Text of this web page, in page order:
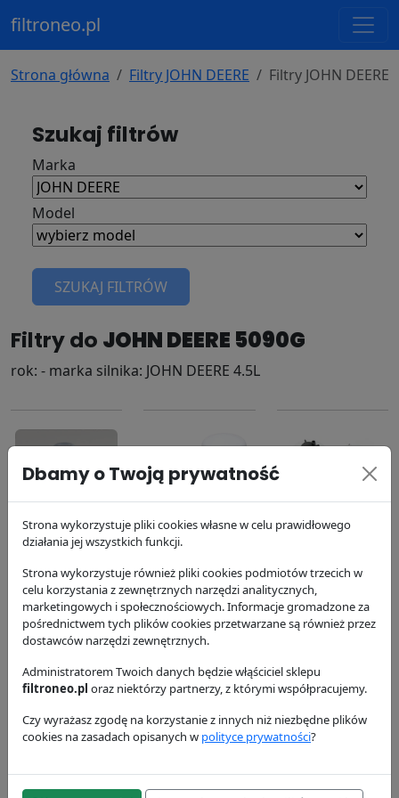
filtroneo.pl
Strona główna Filtry JOHN DEERE Filtry JOHN DEERE
Szukaj filtrów
Marka
Model
SZUKAJ FILTRÓW
Filtry do JOHN DEERE 5090G
rok: - marka silnika: JOHN DEERE 4.5L
Filtr
hydrauliczny
P175143
Donaldson
150.64 zł
Filtr oleju
P550779
Donaldson
63.74 zł
Filtr paliwa
Donaldson
100.26 zł
P772580
dokładny
hydrauliczny
Dbamy o Twoją prywatność
Strona wykorzystuje pliki cookies własne w celu prawidłowego
działania jej wszystkich funkcji.
Strona wykorzystuje również pliki cookies podmiotów trzecich w
celu korzystania z zewnętrznych narzędzi analitycznych,
marketingowych i społecznościowych. Informacje gromadzone za
pośrednictwem tych plików cookies przetwarzane są również przez
dostawców narzędzi zewnętrznych.
Administratorem Twoich danych będzie włąściciel sklepu
filtroneo.pl oraz niektórzy partnerzy, z którymi współpracujemy.
Czy wyrażasz zgodę na korzystanie z innych niż niezbędne plików
cookies na zasadach opisanych w polityce prywatności?